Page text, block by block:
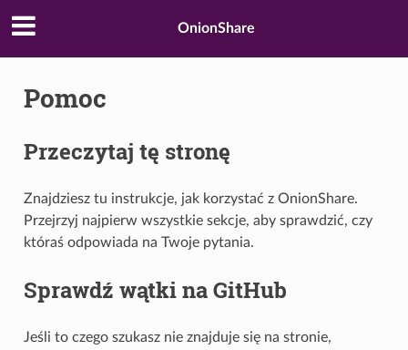
OnionShare
Pomoc
Przeczytaj tę stronę
Znajdziesz tu instrukcje, jak korzystać z OnionShare.
Przejrzyj najpierw wszystkie sekcje, aby sprawdzić, czy
któraś odpowiada na Twoje pytania.
Sprawdź wątki na GitHub
Jeśli to czego szukasz nie znajduje się na stronie,